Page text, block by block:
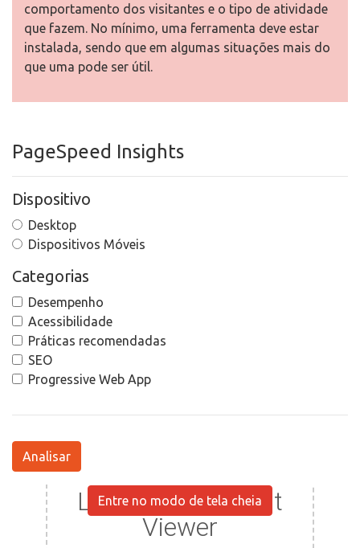
comportamento dos visitantes e o tipo de atividade
que fazem. No mínimo, uma ferramenta deve estar
instalada, sendo que em algumas situações mais do
que uma pode ser útil.
PageSpeed Insights
Dispositivo
Desktop
Dispositivos Móveis
Categorias
Desempenho
Acessibilidade
Práticas recomendadas
SEO
Progressive Web App
Analisar
Entre no modo de tela cheia